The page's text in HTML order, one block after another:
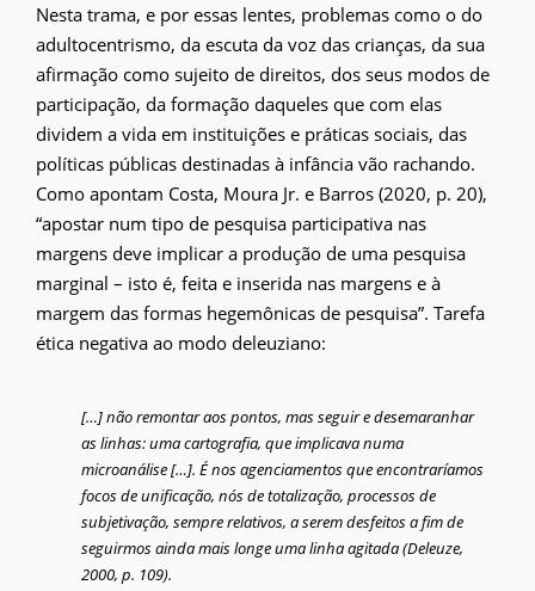
Nesta trama, e por essas lentes, problemas como o do
adultocentrismo, da escuta da voz das crianças, da sua
afirmação como sujeito de direitos, dos seus modos de
participação, da formação daqueles que com elas
dividem a vida em instituições e práticas sociais, das
políticas públicas destinadas à infância vão rachando.
Como apontam Costa, Moura Jr. e Barros (2020, p. 20),
“apostar num tipo de pesquisa participativa nas
margens deve implicar a produção de uma pesquisa
marginal – isto é, feita e inserida nas margens e à
margem das formas hegemônicas de pesquisa”. Tarefa
ética negativa ao modo deleuziano:
[…] não remontar aos pontos, mas seguir e desemaranhar
as linhas: uma cartografia, que implicava numa
microanálise […]. É nos agenciamentos que encontraríamos
focos de unificação, nós de totalização, processos de
subjetivação, sempre relativos, a serem desfeitos a fim de
seguirmos ainda mais longe uma linha agitada (Deleuze,
2000, p. 109).